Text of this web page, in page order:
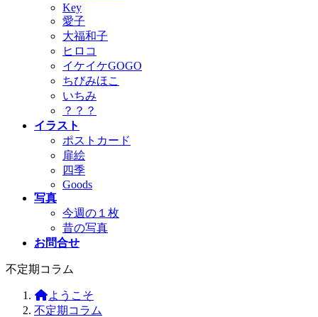
Key
愛子
大福和子
ヒロコ
イケイケGOGO
ちびみほこ
いちみ
？？？
イラスト
ポストカード
扉絵
四季
Goods
写真
今週の１枚
昔の写真
お問合せ
不定期コラム
ようこそ
不定期コラム